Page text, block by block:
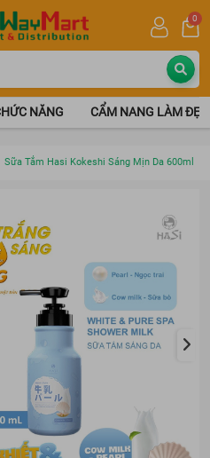
0
NĂNG CẨM NANG LÀM ĐẸP
Sữa Tắm Hasi Kokeshi Sáng Mịn Da 600ml